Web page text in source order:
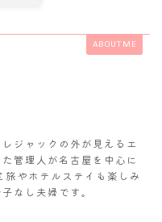
ABOUT ME
ジャックの外が見えるエ
管理人が名古屋を中心に
やホテルステイも楽しみ
なし夫婦です。